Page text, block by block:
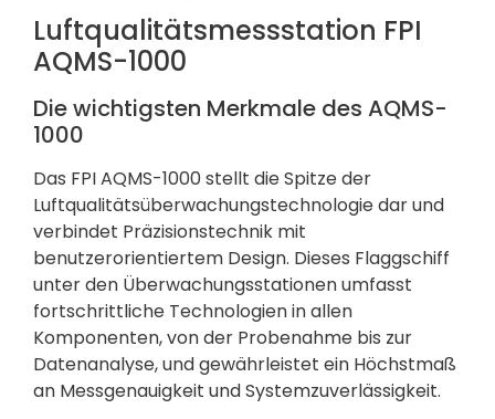
Luftqualitätsmessstation FPI
AQMS-1000
Die wichtigsten Merkmale des AQMS-
1000
Das FPI AQMS-1000 stellt die Spitze der
Luftqualitätsüberwachungstechnologie dar und
verbindet Präzisionstechnik mit
benutzerorientiertem Design. Dieses Flaggschiff
unter den Überwachungsstationen umfasst
fortschrittliche Technologien in allen
Komponenten, von der Probenahme bis zur
Datenanalyse, und gewährleistet ein Höchstmaß
an Messgenauigkeit und Systemzuverlässigkeit.